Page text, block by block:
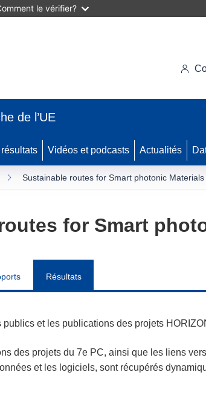
le vérifier?
de l’UE
Vidéos et podcasts Actualités
Sustainable routes for Smart photonic Materials
for Smart
Résultats
et les publications des projets
des projets du 7e PC, ainsi que les liens
et les logiciels, sont récupérés